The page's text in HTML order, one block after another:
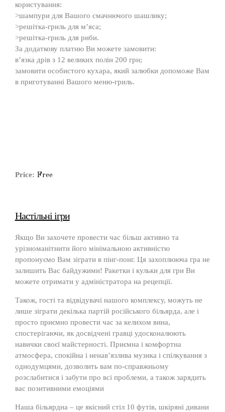
користування:
>шампури для Вашого смачнючого шашлику;
>решітка-гриль для м’яса;
>решітка-гриль для риби.
За додаткову платню Ви можете замовити:
в’язка дрів з 12 великих полін 200 грн;
замовити особистого кухара, який залюбки допоможе Вам
в приготуванні Вашого меню-гриль.
Price: Free
Настільні ігри
Якщо Ви захочете провести час більш активно та
урізноманітнити його мінімальною активністю
пропонуємо Вам зіграти в пінг-понг. Ця захоплююча гра не
залишить Вас байдужими! Ракетки і кульки для гри Ви
можете отримати у адміністратора на рецепції.
Також, гості та відвідувачі нашого комплексу, можуть не
лише зіграти декілька партій російського більярда, але і
просто приємно провести час за келихом вина,
спостерігаючи, як досвідчені гравці удосконалюють
навички своєї майстерності. Приємна і комфортна
атмосфера, спокійна і ненав’язлива музика і спілкування з
однодумцями, дозволить вам по-справжньому
розслабитися і забути про всі проблеми, а також зарядить
вас позитивними емоціями
Наша більярдна – це якісний стіл 10 футів, шкіряні дивани